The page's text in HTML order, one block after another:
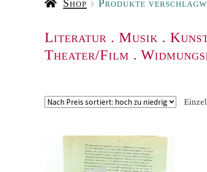
Shop Produkte
Literatur . Musik .
Theater/Film .